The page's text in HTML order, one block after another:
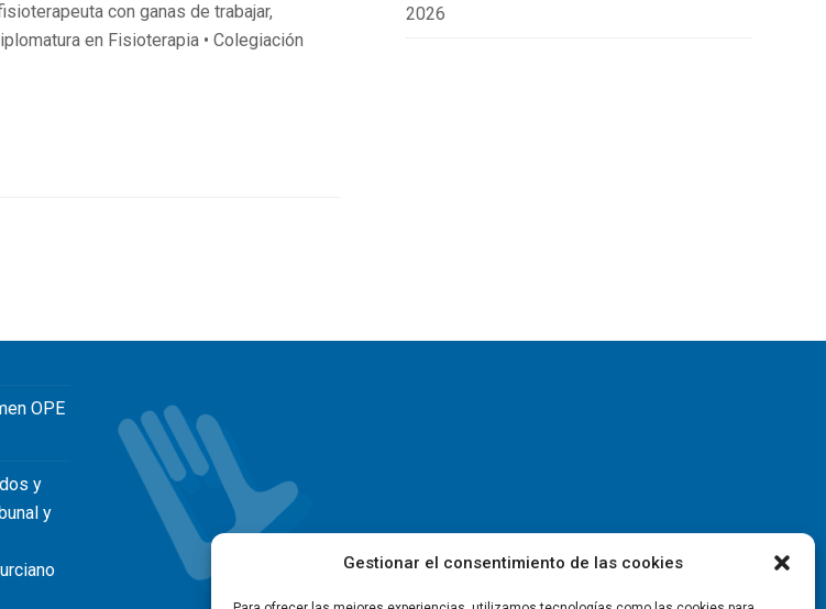
Gestionar el consentimiento de las cookies
con ganas de trabajar,
en Fisioterapia • Colegiación
2026
OPE
y
y